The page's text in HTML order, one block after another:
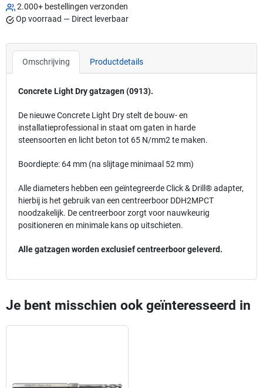
2.000+ bestellingen verzonden
Op voorraad — Direct leverbaar
Omschrijving Productdetails
Concrete Light Dry gatzagen (0913).
De nieuwe Concrete Light Dry stelt de bouw- en
installatieprofessional in staat om gaten in harde
steensoorten en licht beton tot 65 N/mm2 te maken.
Boordiepte: 64 mm (na slijtage minimaal 52 mm)
Alle diameters hebben een geïntegreerde Click & Drill® adapter,
hierbij is het gebruik van een centreerboor DDH2MPCT
noodzakelijk. De centreerboor zorgt voor nauwkeurig
positioneren en minimale kans op uitschieten.
Alle gatzagen worden exclusief centreerboor geleverd.
Je bent misschien ook geïnteresseerd in